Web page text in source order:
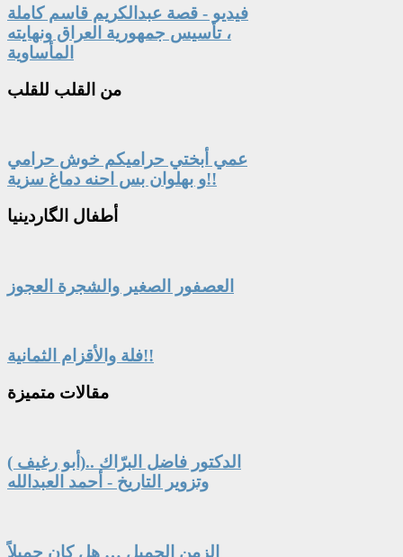
فيديو - قصة عبدالكريم قاسم كاملة
، تأسيس جمهورية العراق ونهايته
المأساوية
من القلب للقلب
عمي أبختي حراميكم خوش حرامي
و بهلوان بس احنه دماغ سزية!!
أطفال الگاردينيا
العصفور الصغير والشجرة العجوز
فلة والأقزام الثمانية!!
مقالات متميزة
الدكتور فاضل البرّاك ..(أبو رغيف )
وتزوير التاريخ - أحمد العبدالله
الزمن الجميل … هل كان جميلاً